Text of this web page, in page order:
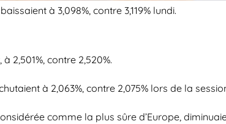
à 3,098%, contre 3,119% lundi.
2,501%, contre 2,520%.
à 2,063%, contre 2,075% lors de la
comme la plus sûre d’Europe,